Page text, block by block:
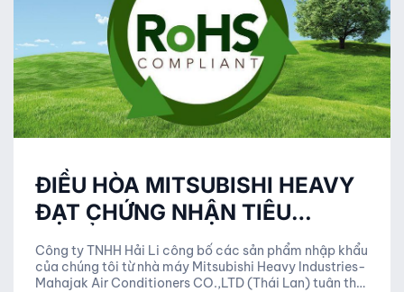
ĐIỀU HÒA MITSUBISHI HEAVY
ĐẠT CHỨNG NHẬN TIÊU
CHUẨN ROHS 2019
Công ty TNHH Hải Li công bố các sản phẩm nhập khẩu
của chúng tôi từ nhà máy Mitsubishi Heavy Industries-
Mahajak Air Conditioners CO.,LTD (Thái Lan) tuân thủ